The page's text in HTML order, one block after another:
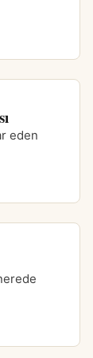
eden